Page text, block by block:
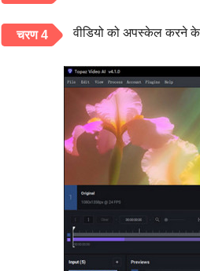
चरण 4 वीडियो को अपस्केल करने के